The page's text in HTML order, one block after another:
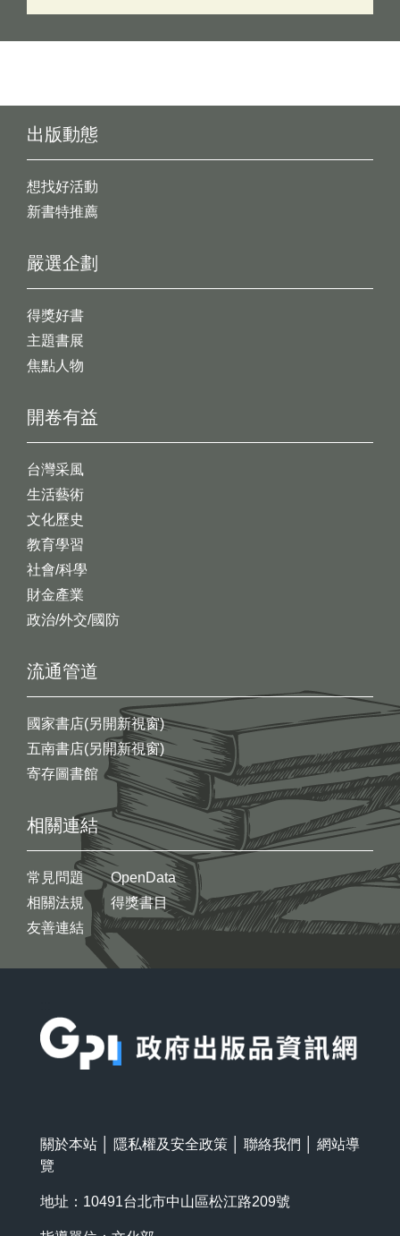
出版動態
想找好活動
新書特推薦
開卷有益
台灣采風
生活藝術
文化歷史
教育學習
社會/科學
財金產業
政治/外交/國防
嚴選企劃
得獎好書
主題書展
焦點人物
流通管道
國家書店(另開新視窗)
五南書店(另開新視窗)
寄存圖書館
相關連結
常見問題
相關法規
友善連結
OpenData
得獎書目
關於本站 隱私權及安全政策 聯絡我們
網站導
覽
地址：10491台北市中山區松江路209號